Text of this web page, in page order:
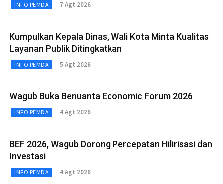
INFO PEMDA 7 Agt 2026
Kumpulkan Kepala Dinas, Wali Kota Minta Kualitas
Layanan Publik Ditingkatkan
INFO PEMDA 5 Agt 2026
Wagub Buka Benuanta Economic Forum 2026
INFO PEMDA 4 Agt 2026
BEF 2026, Wagub Dorong Percepatan Hilirisasi dan
Investasi
INFO PEMDA 4 Agt 2026